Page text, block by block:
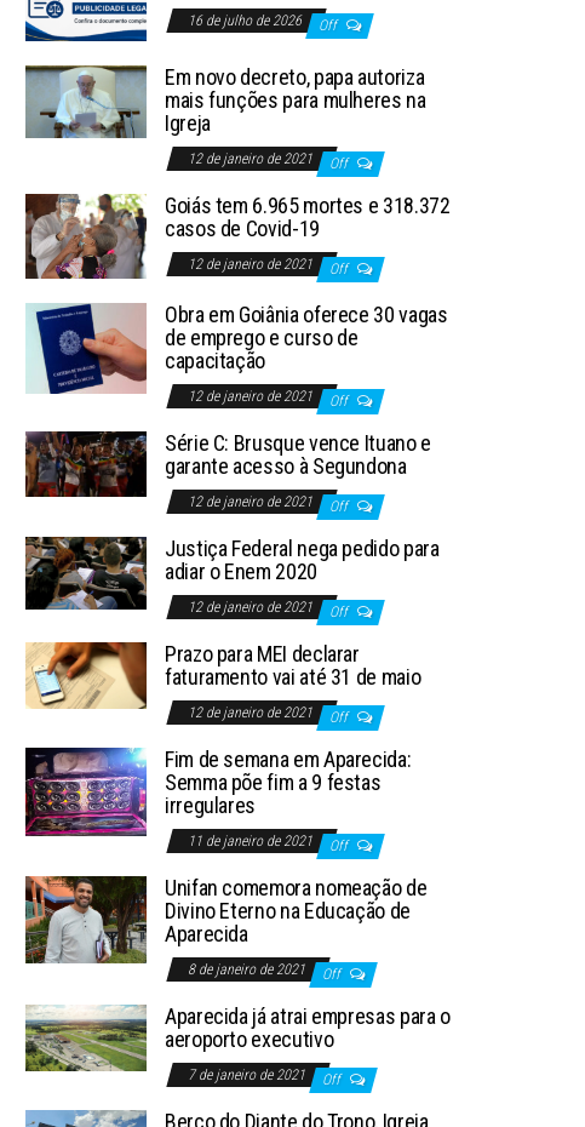
16 de julho de 2026 Off
Em novo decreto, papa autoriza
mais funções para mulheres na
Igreja
12 de janeiro de 2021 Off
Goiás tem 6.965 mortes e 318.372
casos de Covid-19
12 de janeiro de 2021 Off
Obra em Goiânia oferece 30 vagas
de emprego e curso de
capacitação
12 de janeiro de 2021 Off
Série C: Brusque vence Ituano e
garante acesso à Segundona
12 de janeiro de 2021 Off
Justiça Federal nega pedido para
adiar o Enem 2020
12 de janeiro de 2021 Off
Prazo para MEI declarar
faturamento vai até 31 de maio
12 de janeiro de 2021 Off
Fim de semana em Aparecida:
Semma põe fim a 9 festas
irregulares
11 de janeiro de 2021 Off
Unifan comemora nomeação de
Divino Eterno na Educação de
Aparecida
8 de janeiro de 2021 Off
Aparecida já atrai empresas para o
aeroporto executivo
7 de janeiro de 2021 Off
Berço do Diante do Trono, Igreja